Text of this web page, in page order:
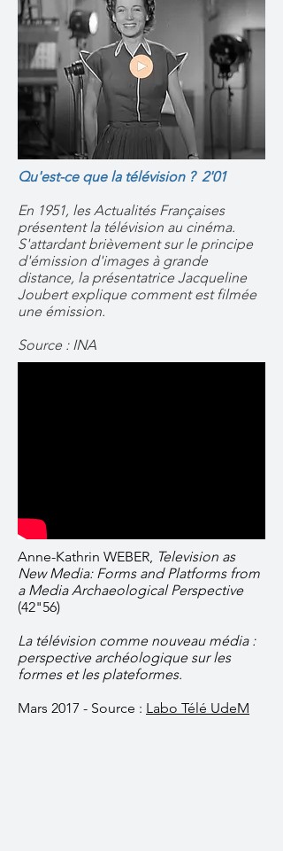
Qu'est-ce que la télévision ? 2'01
En 1951, les Actualités Françaises
présentent la télévision au cinéma.
S'attardant brièvement sur le principe
d'émission d'images à grande
distance, la présentatrice Jacqueline
Joubert explique comment est filmée
une émission.
Source : INA
Anne-Kathrin WEBER, Television as
New Media: Forms and Platforms from
a Media Archaeological Perspective
(42"56)
La télévision comme nouveau média :
perspective archéologique sur les
formes et les plateformes.
Mars 2017 - Source : Labo Télé UdeM